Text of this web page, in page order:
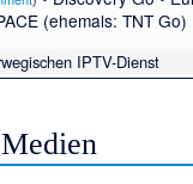
(ehemals: TNT Go)
IPTV-Dienst